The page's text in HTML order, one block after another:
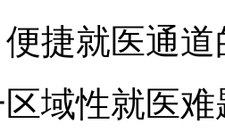
捷就医通
域性就医